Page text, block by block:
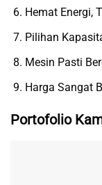
Hemat Energi,
Pilihan
Mesin Pasti
Harga Sangat
Portofolio